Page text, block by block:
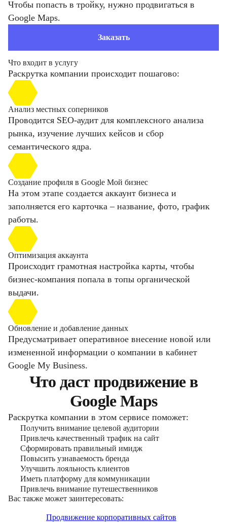
Чтобы попасть в тройку, нужно продвигаться в
Google Maps.
Заказать
Что входит в услугу
Раскрутка компании происходит пошагово:
Анализ местных соперников
Проводится SEO-аудит для комплексного анализа
рынка, изучение лучших кейсов и сбор
семантического ядра.
Создание профиля в Google Мой бизнес
На этом этапе создается аккаунт бизнеса и
заполняется его карточка – название, фото, график
работы.
Оптимизация аккаунта
Происходит грамотная настройка карты, чтобы
бизнес-компания попала в топы органической
выдачи.
Обновление и добавление данных
Предусматривает оперативное внесение новой или
измененной информации о компании в кабинет
Google My Business.
Что даст продвижение в
Google Maps
Раскрутка компании в этом сервисе поможет:
Получить внимание целевой аудитории
Привлечь качественный трафик на сайт
Сформировать правильный имидж
Повысить узнаваемость бренда
Улучшить лояльность клиентов
Иметь платформу для коммуникации
Привлечь внимание путешественников
Вас также может заинтересовать:
Продвижение корпоративных сайтов